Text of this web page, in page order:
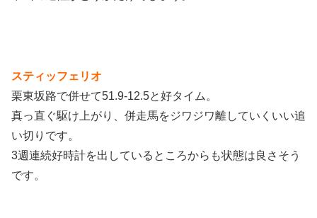
スティッフェリオ
栗東坂路で併せて51.9-12.5と好タイム。
真っ直ぐ駆け上がり、併走馬をジワジワ離していくいい追
い切りです。
3週連続好時計を出しているところからも状態は良さそう
です。